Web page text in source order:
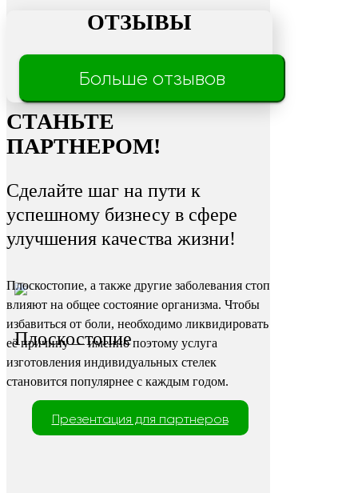
Трещины
на пятках
Плоскостопие
ОТЗЫВЫ
Больше отзывов
СТАНЬТЕ
ПАРТНЕРОМ!
Сделайте шаг на пути к
успешному бизнесу в сфере
улучшения качества жизни!
Плоскостопие, а также другие заболевания стоп
влияют на общее состояние организма. Чтобы
избавиться от боли, необходимо ликвидировать
её причину — именно поэтому услуга
изготовления индивидуальных стелек
становится популярнее с каждым годом.
Презентация для партнеров